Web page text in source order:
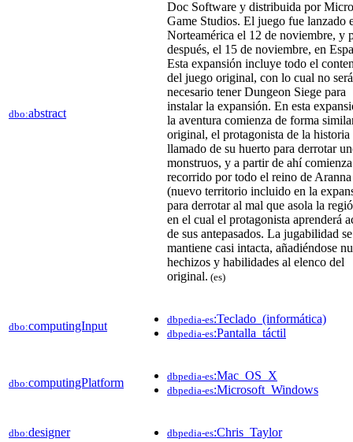
dbo:abstract
Doc Software y distribuida por
Game Studios. El juego fue lanzado
Norteamérica el 12 de noviembre, y
después, el 15 de noviembre, en
Esta expansión incluye todo el
del juego original, con lo cual no será
necesario tener Dungeon Siege para
instalar la expansión. En esta
la aventura comienza de forma
original, el protagonista de la historia
llamado de su huerto para derrotar
monstruos, y a partir de ahí
recorrido por todo el reino de Aranna
(nuevo territorio incluido en la
para derrotar al mal que asola la
en el cual el protagonista aprenderá
de sus antepasados. La jugabilidad se
mantiene casi intacta, añadiéndose
hechizos y habilidades al elenco del
original. (es)
dbo:computingInput dbpedia-es:Teclado_(informática)
dbpedia-es:Pantalla_táctil
dbo:computingPlatform dbpedia-es:Mac_OS_X
dbpedia-es:Microsoft_Windows
dbo:designer dbpedia-es:Chris_Taylor